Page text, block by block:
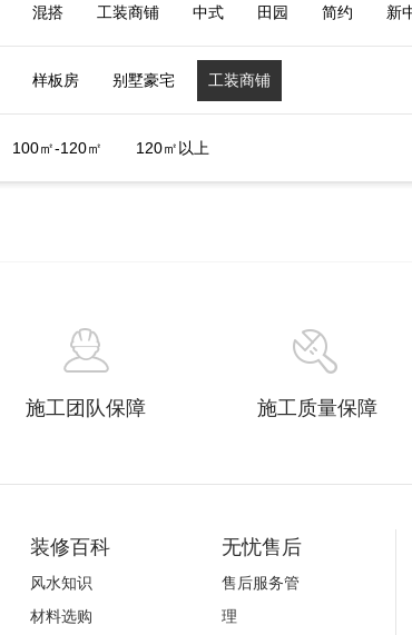
混搭 工装商铺 中式 田园 简约 新
样板房 别墅豪宅 工装商铺
100㎡-120㎡ 120㎡以上
施工团队保障 施工质量保障
装修百科
风水知识
材料选购
无忧售后
售后服务管
理